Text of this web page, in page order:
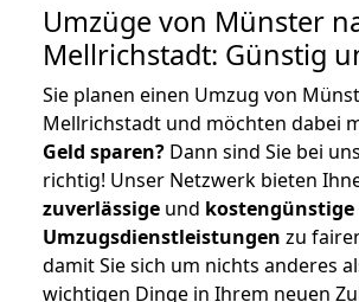
Umzüge von Münster
Mellrichstadt: Günstig
Sie planen einen Umzug von
Mellrichstadt und möchten dabei
Geld sparen? Dann sind Sie bei
richtig! Unser Netzwerk bieten
zuverlässige und kostengünstige
Umzugsdienstleistungen zu
damit Sie sich um nichts anderes
wichtigen Dinge in Ihrem neuen